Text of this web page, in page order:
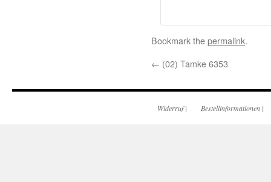
Bookmark thepermalink.
← (02) Tamke 6353
Widerruf| Bestellinformationen |